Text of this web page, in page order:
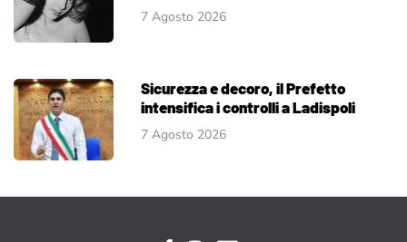
7 Agosto 2026
Sicurezza e decoro, il Prefetto
intensifica i controlli a Ladispoli
7 Agosto 2026